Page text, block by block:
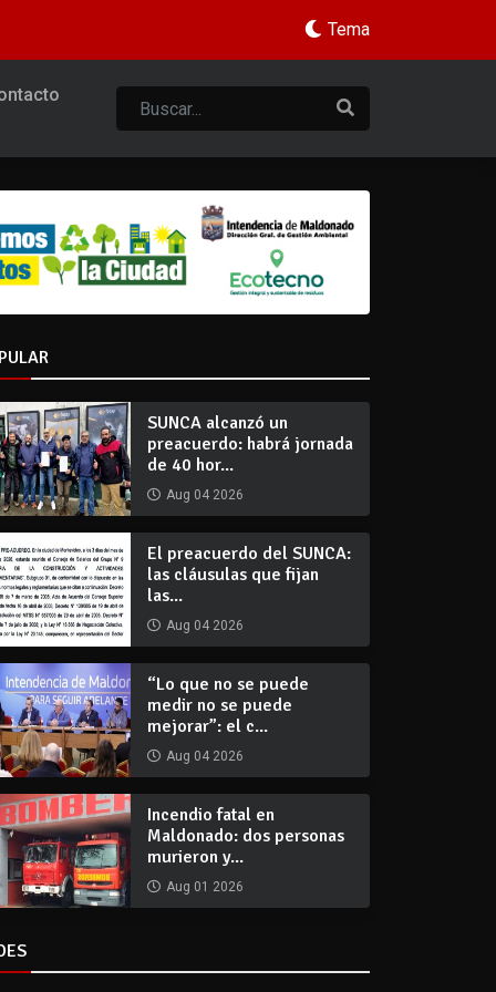
Tema
SUNCA alcanzó un
preacuerdo: habrá jornada
de 40 hor...
Aug 04 2026
El preacuerdo del SUNCA:
las cláusulas que fijan
las...
Aug 04 2026
“Lo que no se puede
medir no se puede
mejorar”: el c...
Aug 04 2026
Incendio fatal en
Maldonado: dos personas
murieron y...
Aug 01 2026